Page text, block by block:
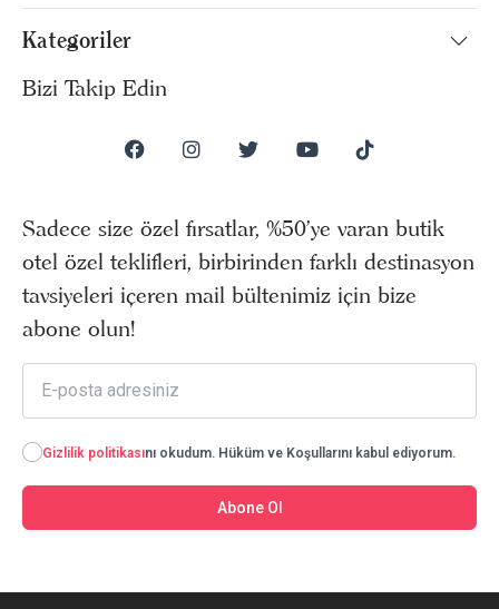
Kategoriler
Bizi Takip Edin
Sadece size özel fırsatlar, %50’ye varan butik
otel özel teklifleri, birbirinden farklı destinasyon
tavsiyeleri içeren mail bültenimiz için bize
abone olun!
Gizlilik politikasını okudum. Hüküm ve Koşullarını kabul ediyorum.
Abone Ol